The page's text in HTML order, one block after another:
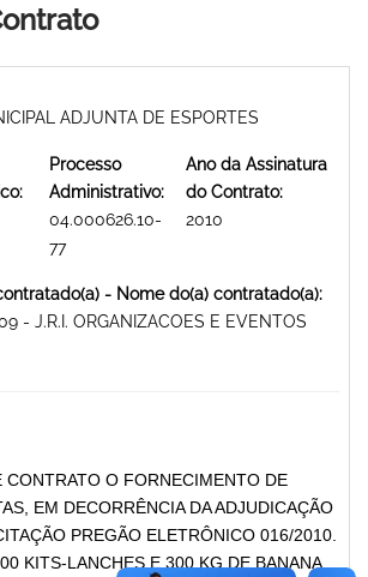
ADJUNTA DE ESPORTES
Processo
Administrativo:
04.000626.10-
77
Ano da Assinatura
do Contrato:
2010
- Nome do(a) contratado(a):
- J.R.I. ORGANIZACOES E EVENTOS
CONTRATO O FORNECIMENTO DE
EM DECORRÊNCIA DA ADJUDICAÇÃO
PREGÃO ELETRÔNICO 016/2010.
KITS-LANCHES E 300 KG DE BANANA